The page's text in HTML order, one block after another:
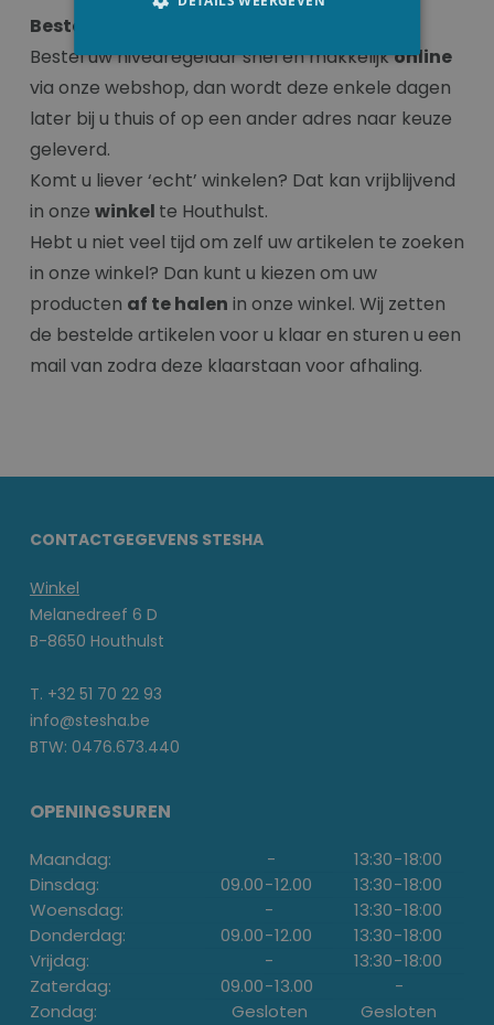
Bestel snel en makkelijk.
Bestel uw nivearegelaar snel en makkelijkonline
via onze webshop, dan wordt deze enkele dagen
later bij u thuis of op een ander adres naar keuze
geleverd.
Komt u liever ‘echt’ winkelen? Dat kan vrijblijvend
in onze winkel te Houthulst.
Hebt u niet veel tijd om zelf uw artikelen te zoeken
in onze winkel? Dan kunt u kiezen om uw
producten af te halen in onze winkel. Wij zetten
de bestelde artikelen voor u klaar en sturen u een
mail van zodra deze klaarstaan voor afhaling.
CONTACTGEGEVENS STESHA
Winkel
Melanedreef 6 D
B-8650 Houthulst
T. +32 51 70 22 93
info@stesha.be
BTW: 0476.673.440
OPENINGSUREN
Maandag: - 13:30-18:00
Dinsdag:
09.00-12.00 13:30-18:00
Woensdag:
- 13:30-18:00
Donderdag:
09.00-12.00 13:30-18:00
Vrijdag:
- 13:30-18:00
Zaterdag:
09.00-13.00
-
Zondag:
Gesloten Gesloten